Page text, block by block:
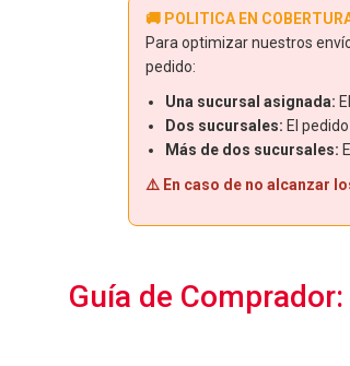
🚚 POLITICA EN
Para optimizar nuestros
pedido:
Una sucursal asignada:
Dos sucursales: El
Más de dos sucursales:
⚠️ En caso de no alcanzar
Guía de Comprador: